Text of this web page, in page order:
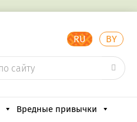
RU BY
Вредные привычки